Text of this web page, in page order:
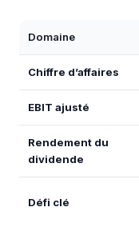
Domaine
Chiffre d’affaires
EBIT ajusté
Rendement du
dividende
Défi clé